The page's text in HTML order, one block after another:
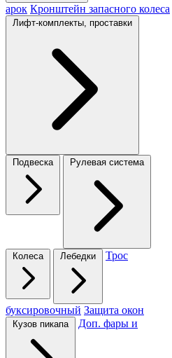
арок Кронштейн запасного колеса
Лифт-комплекты, проставки
Подвеска Рулевая система
Колеса Лебедки Трос
буксировочный Защита окон
Кузов пикапа Доп. фары и